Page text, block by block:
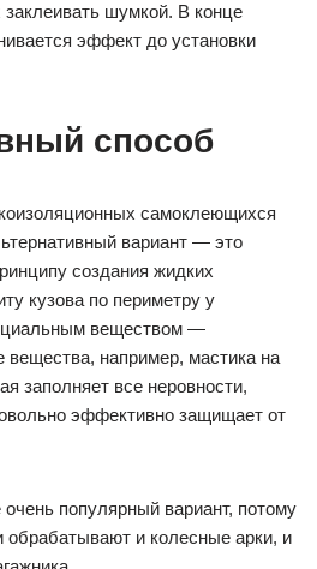
заклеивать шумкой. В конце
эффект до установки
способ
самоклеющихся
вариант — это
создания жидких
кузова по периметру у
веществом —
вещества, например, мастика на
заполняет все неровности,
эффективно защищает от
популярный вариант, потому
обрабатывают и колесные арки, и